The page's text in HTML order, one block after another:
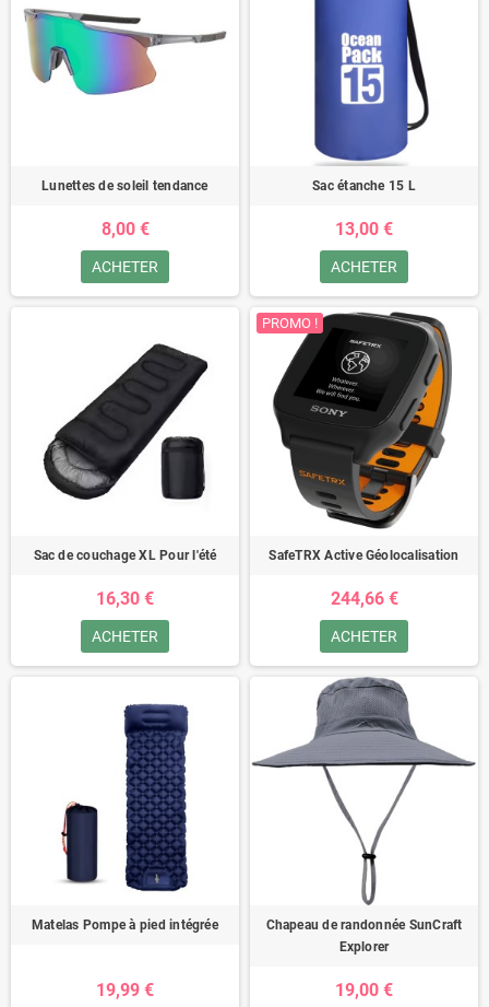
Lunettes de soleil tendance
8,00 €
ACHETER
Sac étanche 15 L
13,00 €
ACHETER
Sac de couchage XL Pour l'été
16,30 €
ACHETER
PROMO !
SafeTRX Active Géolocalisation
244,66 €
ACHETER
Matelas Pompe à pied intégrée
19,99 €
Chapeau de randonnée SunCraft
Explorer
19,00 €